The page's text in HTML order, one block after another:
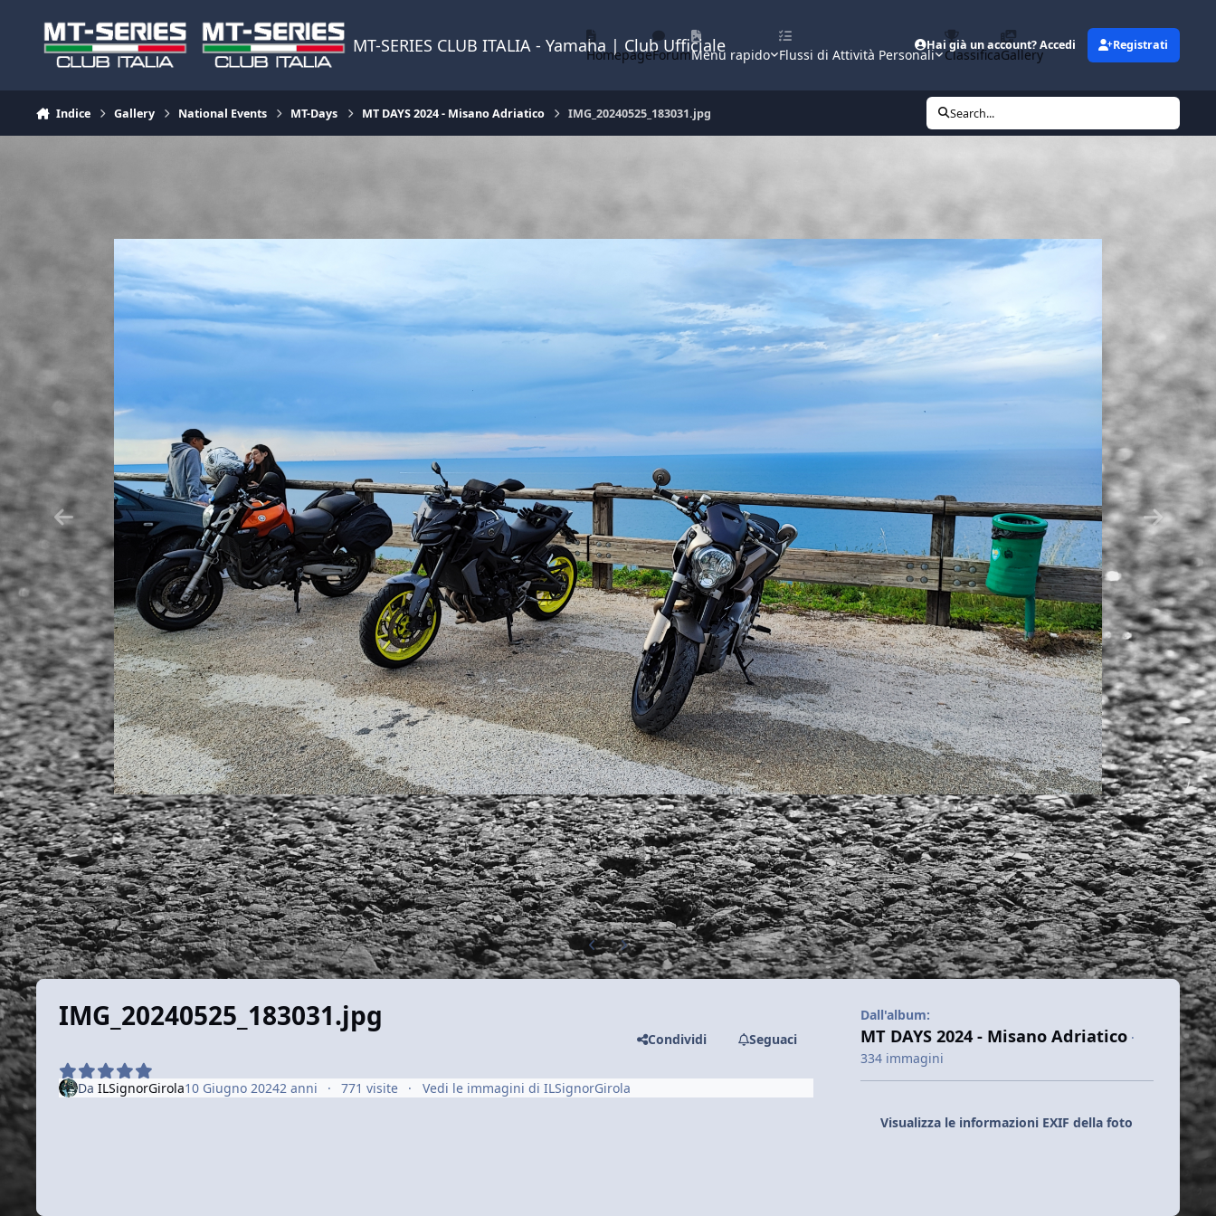
MT-SERIES CLUB ITALIA - Yamaha | Club Ufficiale
HomepageForumMenu rapido Flussi di Attività Personali ClassificaGallery
Hai già un account? Accedi Registrati
Indice Gallery National Events MT-Days MT DAYS 2024 - Misano Adriatico IMG_20240525_183031.jpg Search...
Previous carousel slide
Next carousel slide
IMG_20240525_183031.jpg
Condividi Seguaci
Da ILSignorGirola10 Giugno 20242 anni 771 visite Vedi le immagini di ILSignorGirola
Dall'album:
MT DAYS 2024 - Misano Adriatico ·
334 immagini
Visualizza le informazioni EXIF della foto